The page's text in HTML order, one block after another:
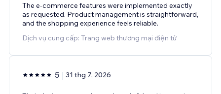
The e-commerce features were implemented exactly
as requested. Product management is straightforward,
and the shopping experience feels reliable.
Dịch vụ cung cấp: Trang web thương mại điện tử
5 31 thg 7, 2026